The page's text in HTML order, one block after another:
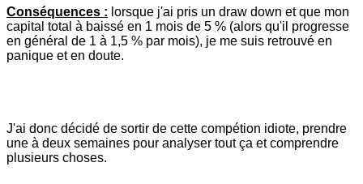
Conséquences : lorsque j'ai pris un draw down et que mon
capital total à baissé en 1 mois de 5 % (alors qu'il progresse
en général de 1 à 1,5 % par mois), je me suis retrouvé en
panique et en doute.
J'ai donc décidé de sortir de cette compétion idiote, prendre
une à deux semaines pour analyser tout ça et comprendre
plusieurs choses.